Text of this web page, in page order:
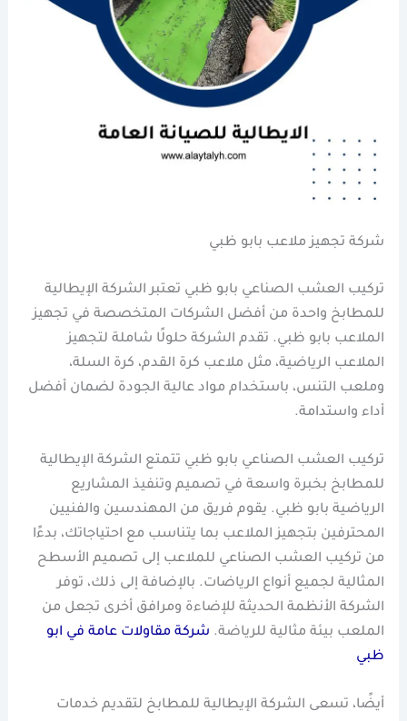
شركة تجهيز ملاعب بابو ظبي
تركيب العشب الصناعي بابو ظبي تعتبر الشركة الإيطالية
للمطابخ واحدة من أفضل الشركات المتخصصة في تجهيز
الملاعب بابو ظبي. تقدم الشركة حلولًا شاملة لتجهيز
الملاعب الرياضية، مثل ملاعب كرة القدم، كرة السلة،
وملعب التنس، باستخدام مواد عالية الجودة لضمان أفضل
أداء واستدامة.
تركيب العشب الصناعي بابو ظبي تتمتع الشركة الإيطالية
للمطابخ بخبرة واسعة في تصميم وتنفيذ المشاريع
الرياضية بابو ظبي. يقوم فريق من المهندسين والفنيين
المحترفين بتجهيز الملاعب بما يتناسب مع احتياجاتك، بدءًا
من تركيب العشب الصناعي للملاعب إلى تصميم الأسطح
المثالية لجميع أنواع الرياضات. بالإضافة إلى ذلك، توفر
الشركة الأنظمة الحديثة للإضاءة ومرافق أخرى تجعل من
الملعب بيئة مثالية للرياضة. شركة مقاولات عامة في ابو
ظبي
أيضًا، تسعى الشركة الإيطالية للمطابخ لتقديم خدمات